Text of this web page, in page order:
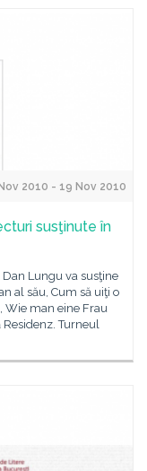
2010 - 19 Nov 2010
susţinute în
Lungu va susţine
al său, Cum să uiţi o
Wie man eine Frau
Turneul